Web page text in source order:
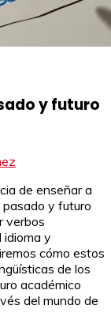
y futuro
de enseñar a
y futuro
verbos
idioma y
cómo estos
de los
académico
del mundo de